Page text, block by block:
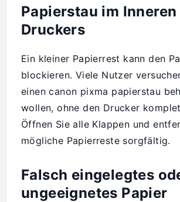
Papierstau im Inneren
Druckers
Ein kleiner Papierrest kann den
blockieren. Viele Nutzer
einen canon pixma papierstau
wollen, ohne den Drucker
Öffnen Sie alle Klappen und
mögliche Papierreste sorgfältig.
Falsch eingelegtes
ungeeignetes Papier